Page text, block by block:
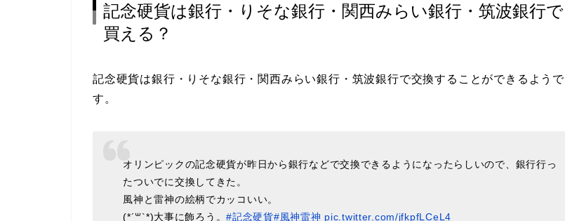
記念硬貨は銀行・りそな銀行・関西みらい銀行・筑波銀行で
買える？
記念硬貨は銀行・りそな銀行・関西みらい銀行・筑波銀行で交換することができるようで
す。
オリンピックの記念硬貨が昨日から銀行などで交換できるようになったらしいので、銀行行っ
たついでに交換してきた。
風神と雷神の絵柄でカッコいい。
(*´꒳`*)大事に飾ろう。#記念硬貨#風神雷神 pic.twitter.com/jfkpfLCeL4